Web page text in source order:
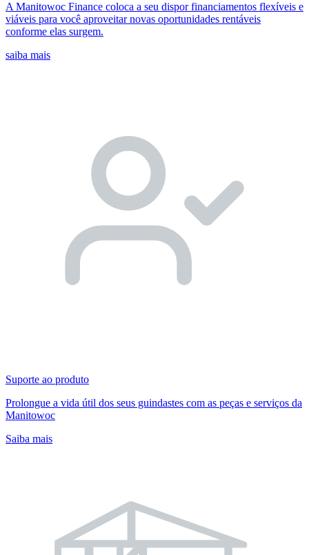
A Manitowoc Finance coloca a seu dispor financiamentos flexíveis e
viáveis para você aproveitar novas oportunidades rentáveis
conforme elas surgem.
saiba mais
Suporte ao produto
Prolongue a vida útil dos seus guindastes com as peças e serviços da
Manitowoc
Saiba mais